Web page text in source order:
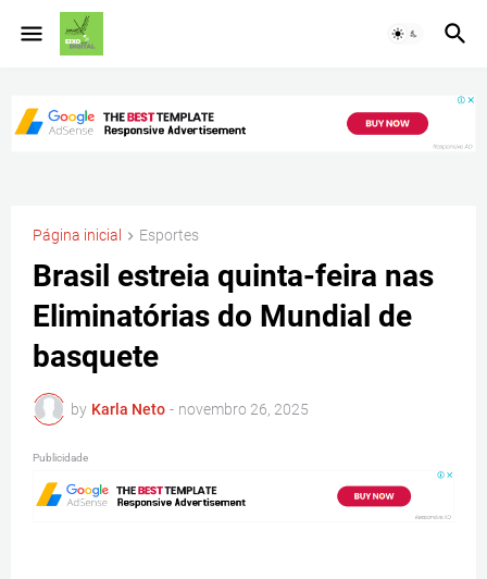
Página inicial Esportes
Brasil estreia quinta-feira nas
Eliminatórias do Mundial de
basquete
by Karla Neto - novembro 26, 2025
Publicidade